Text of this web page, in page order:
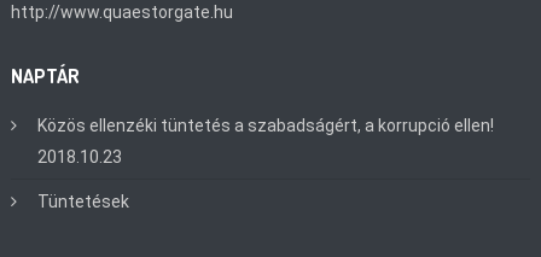
http://www.quaestorgate.hu
NAPTÁR
Közös ellenzéki tüntetés a szabadságért, a korrupció ellen!
2018.10.23
Tüntetések